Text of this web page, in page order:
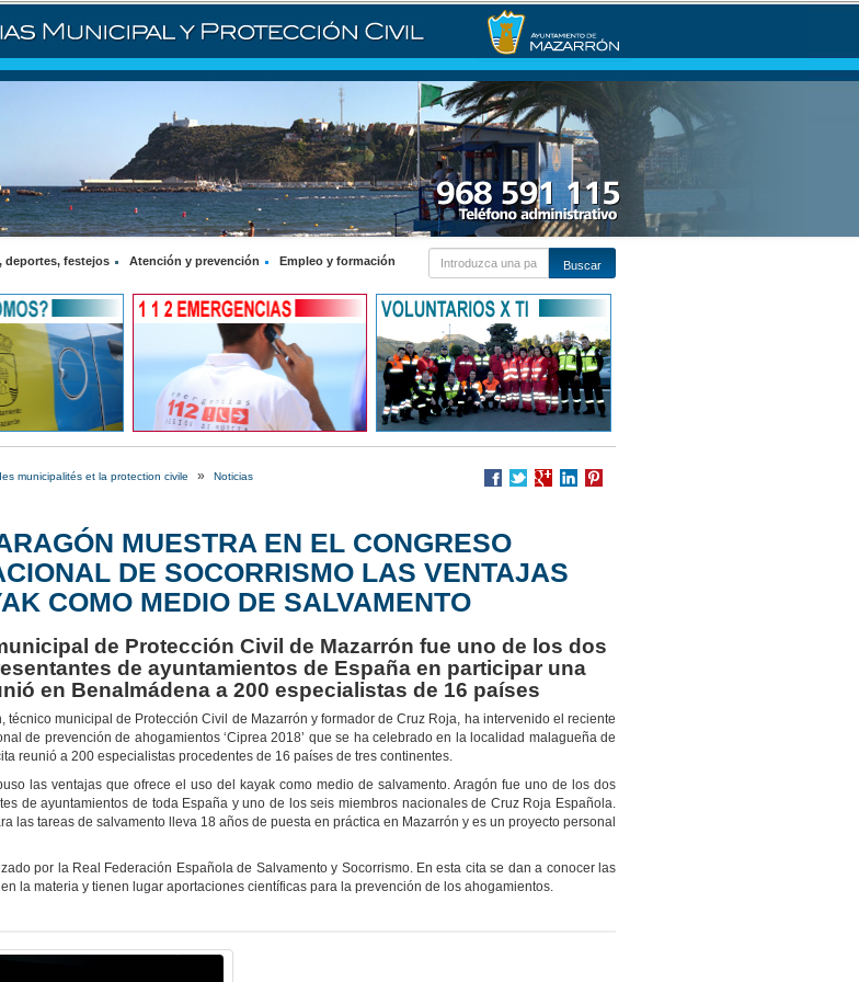
deportes, festejos Atención y prevención Empleo y formación
municipalités et la protection civile » Noticias
MUESTRA EN EL CONGRESO
DE SOCORRISMO LAS VENTAJAS
COMO MEDIO DE SALVAMENTO
de Protección Civil de Mazarrón fue uno de los dos
de ayuntamientos de España en participar una
en Benalmádena a 200 especialistas de 16 países
técnico municipal de Protección Civil de Mazarrón y formador de Cruz Roja, ha intervenido el reciente
de prevención de ahogamientos ‘Ciprea 2018’ que se ha celebrado en la localidad malagueña de
reunió a 200 especialistas procedentes de 16 países de tres continentes.
las ventajas que ofrece el uso del kayak como medio de salvamento. Aragón fue uno de los dos
de ayuntamientos de toda España y uno de los seis miembros nacionales de Cruz Roja Española.
las tareas de salvamento lleva 18 años de puesta en práctica en Mazarrón y es un proyecto personal
por la Real Federación Española de Salvamento y Socorrismo. En esta cita se dan a conocer las
la materia y tienen lugar aportaciones científicas para la prevención de los ahogamientos.